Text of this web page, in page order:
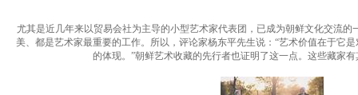
尤其是近几年来以贸易会社为主导的小型艺术家代表团，已成为朝鲜文化交流
美、都是艺术家最重要的工作。所以，评论家杨东平先生说：“艺术价值在于它
的体现。”朝鲜艺术收藏的先行者也证明了这一点。这些藏家